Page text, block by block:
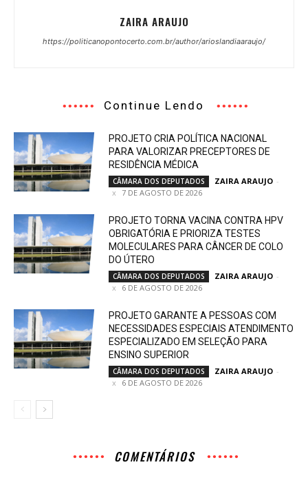
ZAIRA ARAUJO
https://politicanopontocerto.com.br/author/arioslandiaaraujo/
Continue Lendo
PROJETO CRIA POLÍTICA NACIONAL
PARA VALORIZAR PRECEPTORES DE
RESIDÊNCIA MÉDICA
CÂMARA DOS DEPUTADOS ZAIRA ARAUJO -
7 DE AGOSTO DE 2026
PROJETO TORNA VACINA CONTRA HPV
OBRIGATÓRIA E PRIORIZA TESTES
MOLECULARES PARA CÂNCER DE COLO
DO ÚTERO
CÂMARA DOS DEPUTADOS ZAIRA ARAUJO -
6 DE AGOSTO DE 2026
PROJETO GARANTE A PESSOAS COM
NECESSIDADES ESPECIAIS ATENDIMENTO
ESPECIALIZADO EM SELEÇÃO PARA
ENSINO SUPERIOR
CÂMARA DOS DEPUTADOS ZAIRA ARAUJO -
6 DE AGOSTO DE 2026
COMENTÁRIOS